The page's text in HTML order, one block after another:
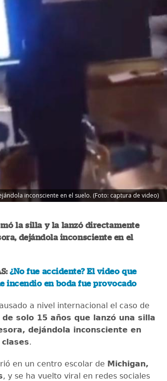
inconsciente en el suelo. (Foto: captura de video)
la silla y la lanzó directamente
dejándola inconsciente en el
¿No fue accidente? El video que
incendio en boda fue provocado
a nivel internacional el caso de
solo 15 años que lanzó una silla
dejándola inconsciente en
.
en un centro escolar de Michigan,
, y se ha vuelto viral en redes sociales